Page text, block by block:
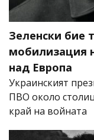
Зеленски бие
мобилизация
над Европа
Украинският
ПВО около
край на войната